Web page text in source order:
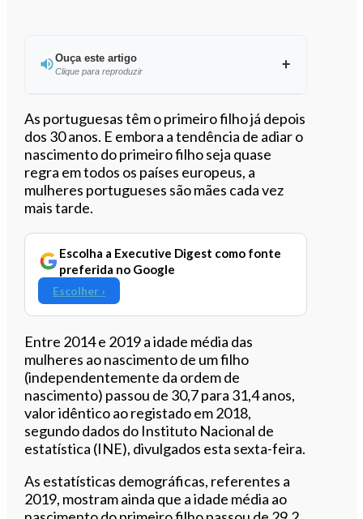
Ouça este artigo
Clique para reproduzir
Ouvir este artigo
As portuguesas têm o primeiro filho já depois
dos 30 anos. E embora a tendência de adiar o
nascimento do primeiro filho seja quase
regra em todos os países europeus, a
mulheres portugueses são mães cada vez
mais tarde.
Escolha a Executive Digest como fonte
preferida no Google
Escolher ›
Entre 2014 e 2019 a idade média das
mulheres ao nascimento de um filho
(independentemente da ordem de
nascimento) passou de 30,7 para 31,4 anos,
valor idêntico ao registado em 2018,
segundo dados do Instituto Nacional de
estatística (INE), divulgados esta sexta-feira.
As estatísticas demográficas, referentes a
2019, mostram ainda que a idade média ao